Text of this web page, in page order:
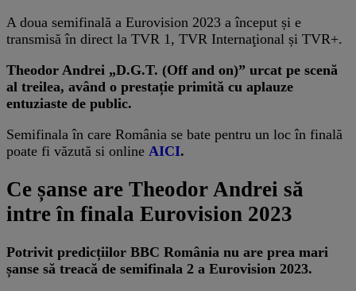
A doua semifinală a Eurovision 2023 a început și e
transmisă în direct la TVR 1, TVR Internaţional și TVR+.
Theodor Andrei „D.G.T. (Off and on)” urcat pe scenă
al treilea, având o prestație primită cu aplauze
entuziaste de public.
Semifinala în care România se bate pentru un loc în finală
poate fi văzută si online AICI.
Ce șanse are Theodor Andrei să
intre în finala Eurovision 2023
Potrivit predicțiilor BBC România nu are prea mari
șanse să treacă de semifinala 2 a Eurovision 2023.